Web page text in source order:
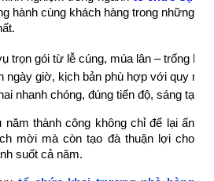
hành cùng khách hàng trong những
trọn gói từ lễ cúng, múa lân – trống
ngày giờ, kịch bản phù hợp với quy mô
nhanh chóng, đúng tiến độ, sáng tạo
năm thành công không chỉ để lại ấn
mời mà còn tạo đà thuận lợi cho
suốt cả năm.